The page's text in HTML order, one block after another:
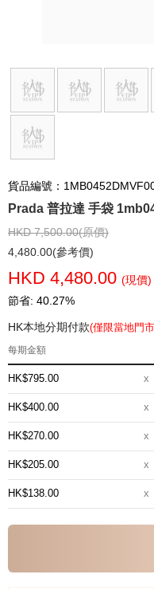
貨品編號：
Prada 普拉達 手袋
HKD 7,500.00(原價)
4,480.00(參考價)
HKD 4,480.00 (現價)
節省: 40.27%
HK本地分期付款(僅限當地門
每期金額
HK$795.00 x
HK$400.00 x
HK$270.00 x
HK$205.00 x
HK$138.00 x